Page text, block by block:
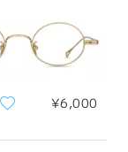
¥6,000